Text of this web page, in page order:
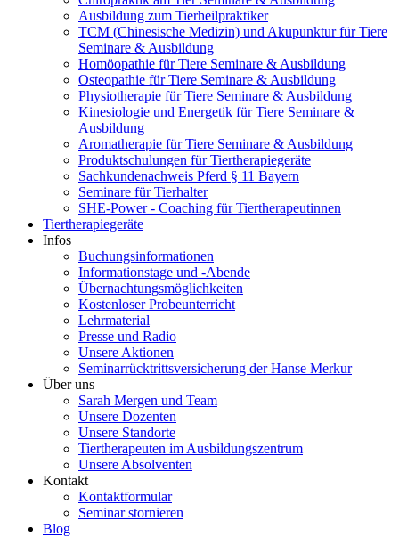
Ausbildung zum Tierheilpraktiker
TCM (Chinesische Medizin) und Akupunktur für Tiere
Seminare & Ausbildung
Homöopathie für Tiere Seminare & Ausbildung
Osteopathie für Tiere Seminare & Ausbildung
Physiotherapie für Tiere Seminare & Ausbildung
Kinesiologie und Energetik für Tiere Seminare &
Ausbildung
Aromatherapie für Tiere Seminare & Ausbildung
Produktschulungen für Tiertherapiegeräte
Sachkundenachweis Pferd § 11 Bayern
Seminare für Tierhalter
SHE-Power - Coaching für Tiertherapeutinnen
Tiertherapiegeräte
Infos
Buchungsinformationen
Informationstage und -Abende
Übernachtungsmöglichkeiten
Kostenloser Probeunterricht
Lehrmaterial
Presse und Radio
Unsere Aktionen
Seminarrücktrittsversicherung der Hanse Merkur
Über uns
Sarah Mergen und Team
Unsere Dozenten
Unsere Standorte
Tiertherapeuten im Ausbildungszentrum
Unsere Absolventen
Kontakt
Kontaktformular
Seminar stornieren
Blog